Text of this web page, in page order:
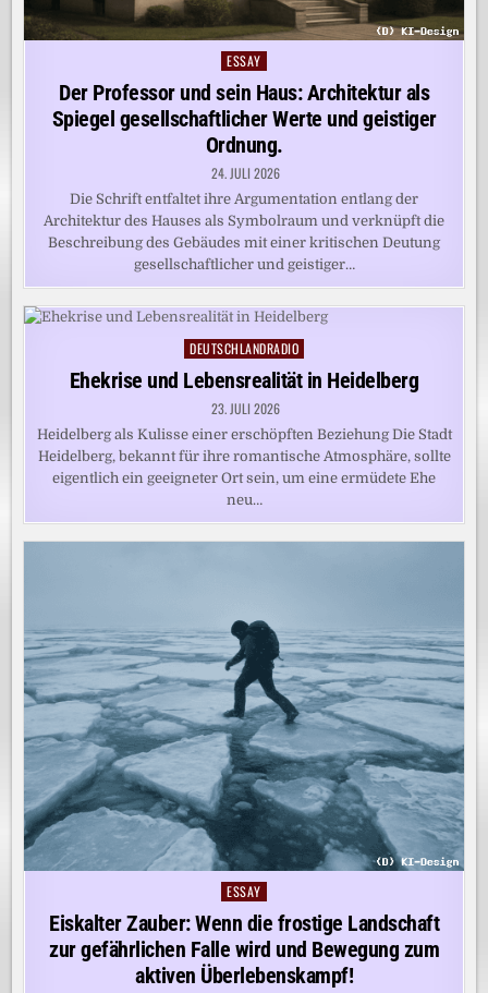
Posted
ESSAY
Der Professor und sein Haus: Architektur als
Spiegel gesellschaftlicher Werte und geistiger
Ordnung.
24. JULI 2026
Die Schrift entfaltet ihre Argumentation entlang der
Architektur des Hauses als Symbolraum und verknüpft die
Beschreibung des Gebäudes mit einer kritischen Deutung
gesellschaftlicher und geistiger…
Posted
in
DEUTSCHLANDRADIO
Ehekrise und Lebensrealität in Heidelberg
23. JULI 2026
Heidelberg als Kulisse einer erschöpften Beziehung Die Stadt
Heidelberg, bekannt für ihre romantische Atmosphäre, sollte
eigentlich ein geeigneter Ort sein, um eine ermüdete Ehe
neu…
Posted
ESSAY
Eiskalter Zauber: Wenn die frostige Landschaft
zur gefährlichen Falle wird und Bewegung zum
aktiven Überlebenskampf!